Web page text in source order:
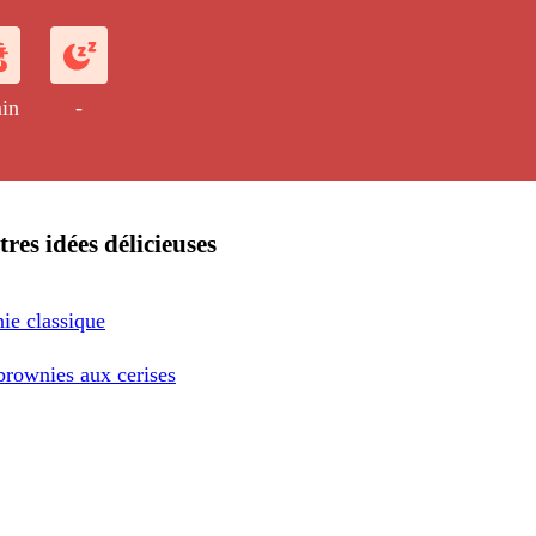
-
idées délicieuses
classique
aux cerises